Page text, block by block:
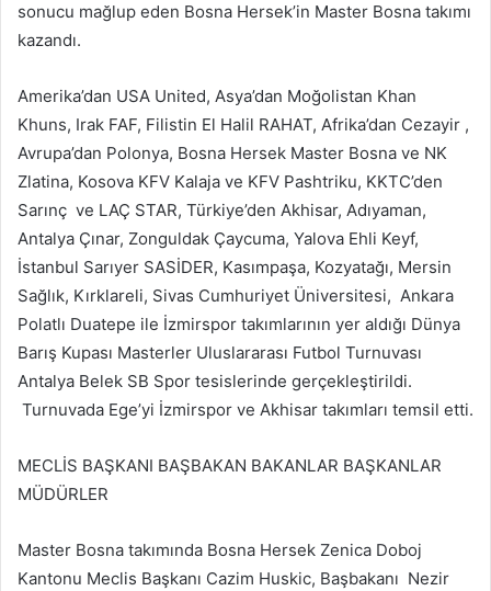
sonucu mağlup eden Bosna Hersek’in Master Bosna takımı
kazandı.
Amerika’dan USA United, Asya’dan Moğolistan Khan
Khuns, Irak FAF, Filistin El Halil RAHAT, Afrika’dan Cezayir ,
Avrupa’dan Polonya, Bosna Hersek Master Bosna ve NK
Zlatina, Kosova KFV Kalaja ve KFV Pashtriku, KKTC’den
Sarınç ve LAÇ STAR, Türkiye’den Akhisar, Adıyaman,
Antalya Çınar, Zonguldak Çaycuma, Yalova Ehli Keyf,
İstanbul Sarıyer SASİDER, Kasımpaşa, Kozyatağı, Mersin
Sağlık, Kırklareli, Sivas Cumhuriyet Üniversitesi, Ankara
Polatlı Duatepe ile İzmirspor takımlarının yer aldığı Dünya
Barış Kupası Masterler Uluslararası Futbol Turnuvası
Antalya Belek SB Spor tesislerinde gerçekleştirildi.
Turnuvada Ege’yi İzmirspor ve Akhisar takımları temsil etti.
MECLİS BAŞKANI BAŞBAKAN BAKANLAR BAŞKANLAR
MÜDÜRLER
Master Bosna takımında Bosna Hersek Zenica Doboj
Kantonu Meclis Başkanı Cazim Huskic, Başbakanı Nezir